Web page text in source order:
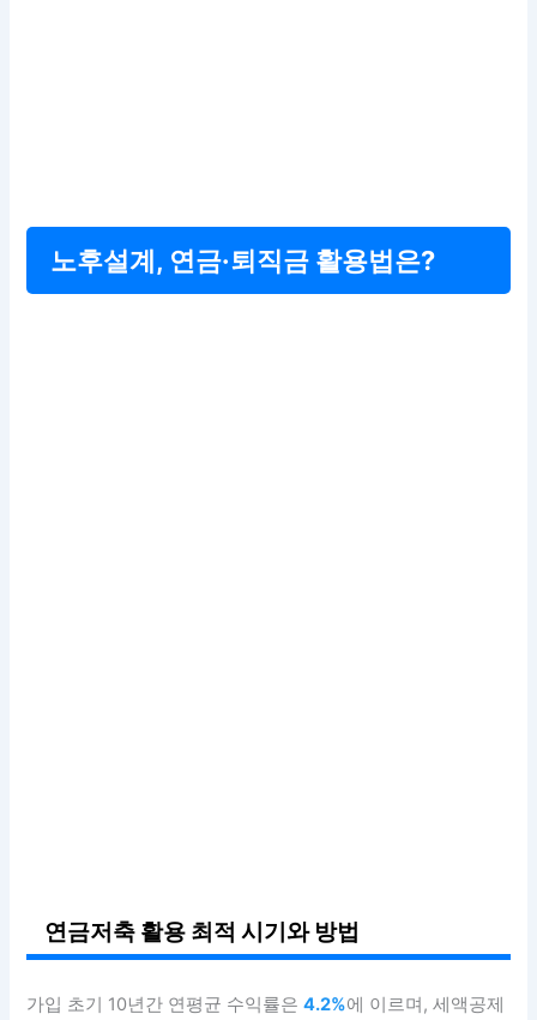
노후설계, 연금·퇴직금 활용법은?
연금저축 활용 최적 시기와 방법
가입 초기 10년간 연평균 수익률은4.2%에 이르며, 세액공제